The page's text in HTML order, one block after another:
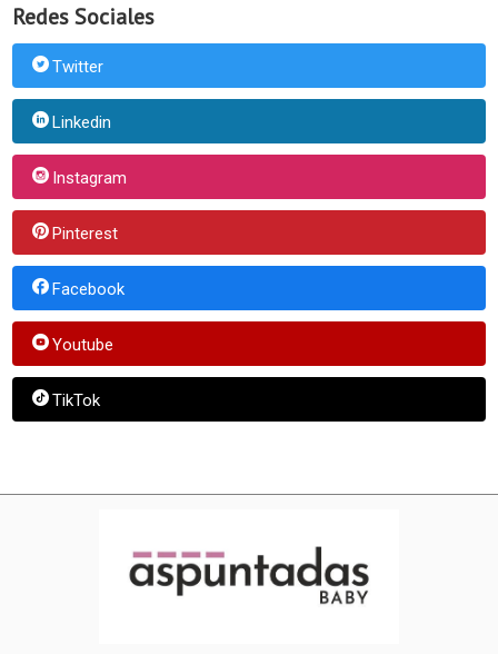
Redes Sociales
Twitter
Linkedin
Instagram
Pinterest
Facebook
Youtube
TikTok